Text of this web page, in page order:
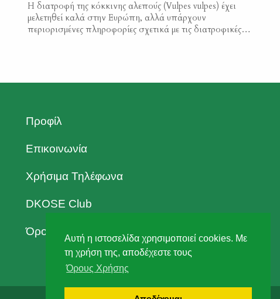
Αυτή η ιστοσελίδα χρησιμοποιεί cookies. Με
τη χρήση της, αποδέχεστε τους
Όρους Χρήσης
Η διατροφή της κόκκινης αλεπούς (Vulpes vulpes) έχει
μελετηθεί καλά στην Ευρώπη, αλλά υπάρχουν
περιορισμένες πληροφορίες σχετικά με τις διατροφικές
Προφίλ
Επικοινωνία
Χρήσιμα Τηλέφωνα
DKOSE Club
Όροι Χρήσης